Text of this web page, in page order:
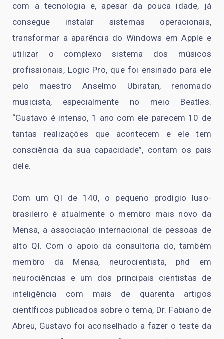
com a tecnologia e, apesar da pouca idade, já
consegue instalar sistemas operacionais,
transformar a aparência do Windows em Apple e
utilizar o complexo sistema dos músicos
profissionais, Logic Pro, que foi ensinado para ele
pelo maestro Anselmo Ubiratan, renomado
musicista, especialmente no meio Beatles.
“Gustavo é intenso, 1 ano com ele parecem 10 de
tantas realizações que acontecem e ele tem
consciência da sua capacidade”, contam os pais
dele.
Com um QI de 140, o pequeno prodígio luso-
brasileiro é atualmente o membro mais novo da
Mensa, a associação internacional de pessoas de
alto QI. Com o apoio da consultoria do, também
membro da Mensa, neurocientista, phd em
neurociências e um dos principais cientistas de
inteligência com mais de quarenta artigos
científicos publicados sobre o tema, Dr. Fabiano de
Abreu, Gustavo foi aconselhado a fazer o teste da